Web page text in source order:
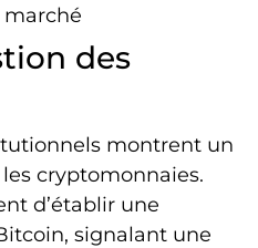
marché
des
montrent un
cryptomonnaies.
d’établir une
signalant une